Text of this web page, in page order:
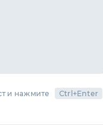
и нажмите Ctrl+Enter